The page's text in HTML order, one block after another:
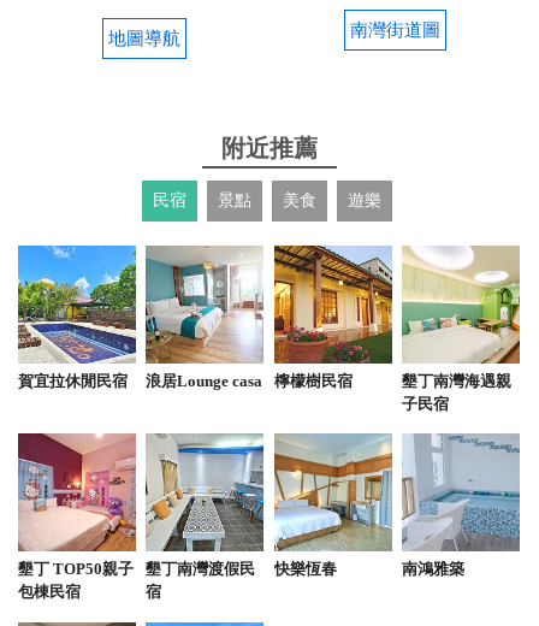
地圖導航 南灣街道圖
附近推薦
民宿 景點 美食 遊樂
賀宜拉休閒民宿 浪居Lounge casa 檸檬樹民宿
墾丁南灣海遇親
子民宿
墾丁 TOP50親子
包棟民宿
墾丁南灣渡假民
宿
快樂恆春 南鴻雅築